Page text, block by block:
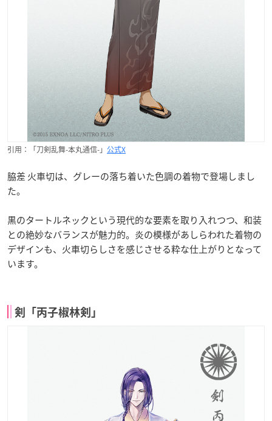
引用：「刀剣乱舞-本丸通信-」 公式X
脇差 火車切は、グレーの落ち着いた色調の着物で登場しまし
た。
黒のタートルネックという現代的な要素を取り入れつつ、和装
との絶妙なバランスが魅力的。炎の模様があしらわれた着物の
デザインも、火車切らしさを感じさせる粋な仕上がりとなって
います。
剣「丙子椒林剣」